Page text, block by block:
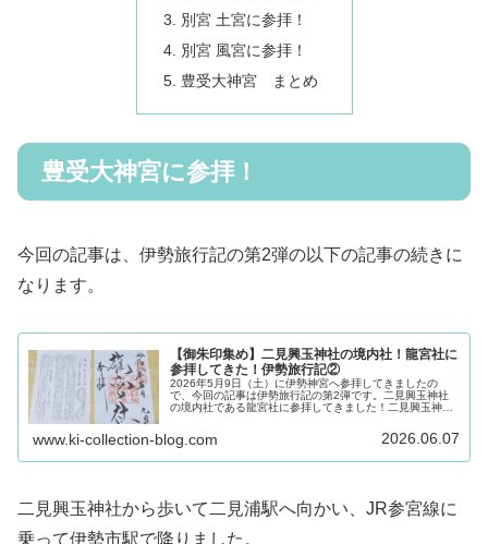
別宮 土宮に参拝！
別宮 風宮に参拝！
豊受大神宮 まとめ
豊受大神宮に参拝！
今回の記事は、伊勢旅行記の第2弾の以下の記事の続きに
なります。
【御朱印集め】二見興玉神社の境内社！龍宮社に
参拝してきた！伊勢旅行記②
2026年5月9日（土）に伊勢神宮へ参拝してきましたの
で、今回の記事は伊勢旅行記の第2弾です。二見興玉神社
の境内社である龍宮社に参拝してきました！二見興玉神社
www.ki-collection-blog.com 2026.06.07
二見興玉神社から歩いて二見浦駅へ向かい、JR参宮線に
乗って伊勢市駅で降りました。